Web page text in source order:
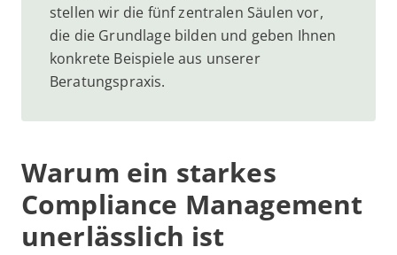
stellen wir die fünf zentralen Säulen vor,
die die Grundlage bilden und geben Ihnen
konkrete Beispiele aus unserer
Beratungspraxis.
Warum ein starkes
Compliance Management
unerlässlich ist